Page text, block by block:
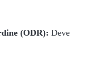
(ODR): Deve